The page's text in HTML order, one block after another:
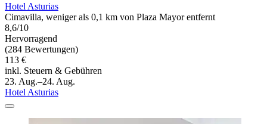
Hotel Asturias
Cimavilla, weniger als 0,1 km von Plaza Mayor entfernt
8,6/10
Hervorragend
(284 Bewertungen)
113 €
inkl. Steuern & Gebühren
23. Aug.–24. Aug.
Hotel Asturias